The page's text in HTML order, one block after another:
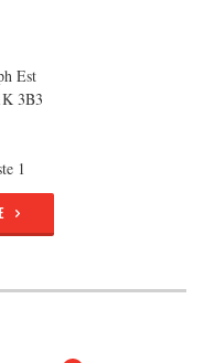
Est
3B3
1